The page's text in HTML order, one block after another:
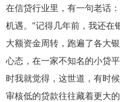
在信贷行业里，有一句老话
机遇。”记得几年前，我还在
大额资金周转，跑遍了各大
心态，在一家不知名的小贷
时我就觉得，这世道，有时
审核低的贷款往往藏着更大